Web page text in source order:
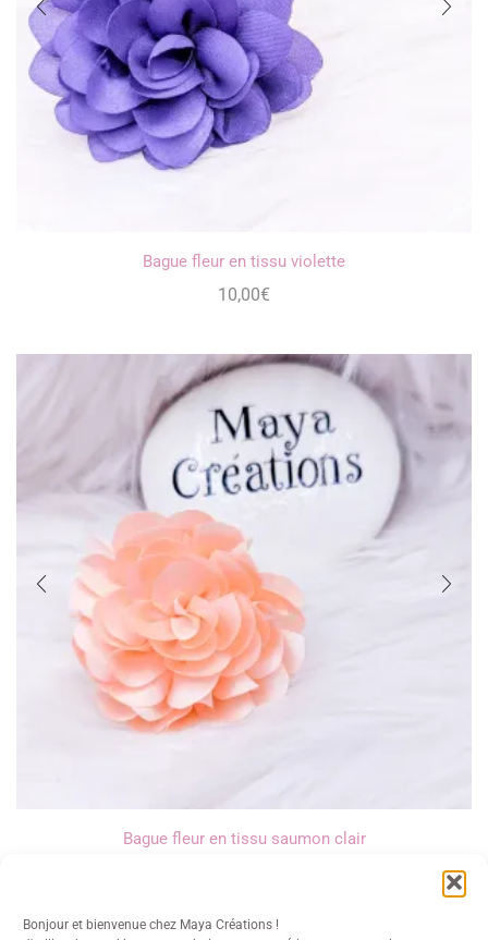
Bonjour et bienvenue chez Maya Créations !
Bague fleur en tissu violette
10,00€
Bague fleur en tissu saumon clair